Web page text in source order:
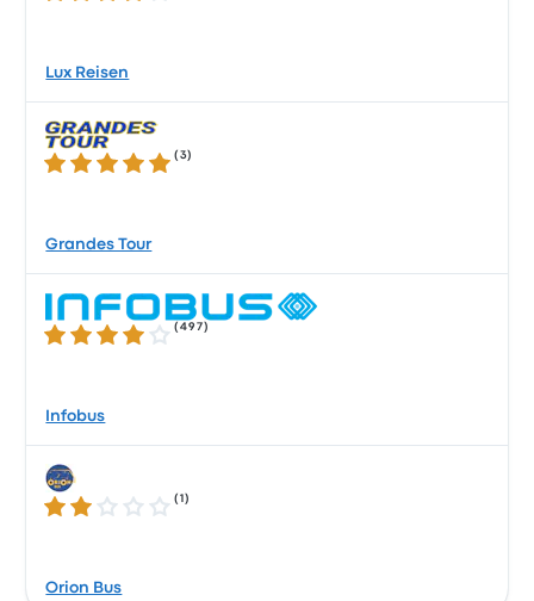
Lux Reisen
5.0 / 5 星 (3)
Grandes Tour
3.9 / 5 星 (497 )
Infobus
2.0 / 5 星 (1 )
Orion Bus